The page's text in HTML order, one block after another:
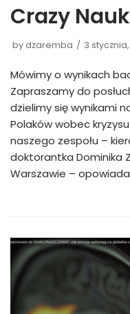
Crazy
by dzaremba 3
Mówimy o wynikach
Zapraszamy do
dzielimy się wynikami
Polaków wobec
naszego zespołu –
doktorantka Dominika
Warszawie –